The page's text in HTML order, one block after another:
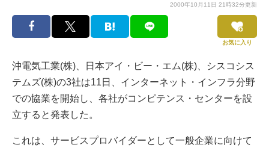
2000年10月11日 21時32分更新
お気に入り
沖電気工業(株)、日本アイ・ビー・エム(株)、シスコシス
テムズ(株)の3社は11日、インターネット・インフラ分野
での協業を開始し、各社がコンピテンス・センターを設
立すると発表した。
これは、サービスプロバイダーとして一般企業に向けて